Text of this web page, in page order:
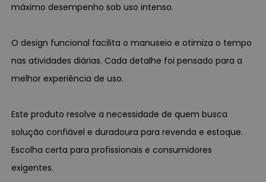
máximo desempenho sob uso intenso.
O design funcional facilita o manuseio e otimiza o tempo
nas atividades diárias. Cada detalhe foi pensado para a
melhor experiência de uso.
Este produto resolve a necessidade de quem busca
solução confiável e duradoura para revenda e estoque.
Escolha certa para profissionais e consumidores
exigentes.